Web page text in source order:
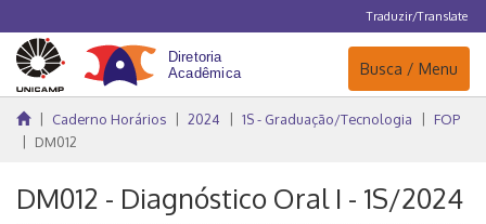
Traduzir/Translate
Navegação
Busca / Menu
Caderno Horários 2024 1S - Graduação/Tecnologia
FOP
DM012
DM012 - Diagnóstico Oral I - 1S/2024